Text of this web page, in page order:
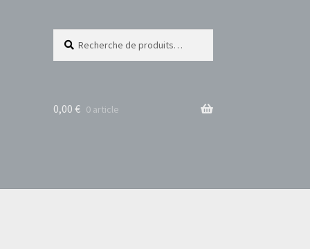
pour :
0,00 € 0 article